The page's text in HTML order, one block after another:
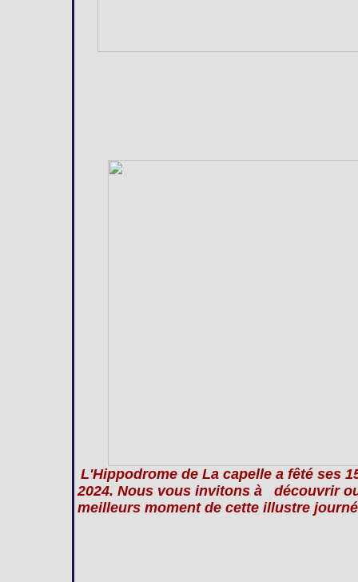
L'Hippodrome de La capelle a fêté ses
2024. Nous vous invitons à découvrir
meilleurs moment de cette illustre